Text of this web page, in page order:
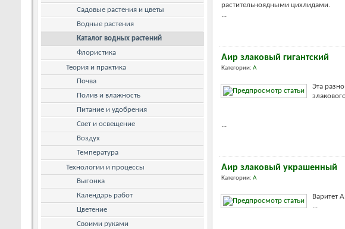
растительноядными цихлидами.
Аир злаковый гигантский
Категории: А
Эта
Аир злаковый украшенный
Категории: А
Варитет
Садовые растения и цветы
Водные растения
Каталог водных растений
Флористика
Теория и практика
Почва
Полив и влажность
Питание и удобрения
Свет и освещение
Воздух
Температура
Технологии и процессы
Выгонка
Календарь работ
Цветение
Своими руками